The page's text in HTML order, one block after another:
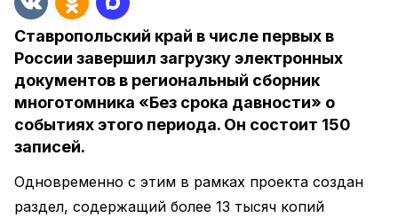
Ставропольский край в числе первых в
России завершил загрузку электронных
документов в региональный сборник
многотомника «Без срока давности» о
событиях этого периода. Он состоит 150
записей.
Одновременно с этим в рамках проекта создан
раздел, содержащий более 13 тысяч копий